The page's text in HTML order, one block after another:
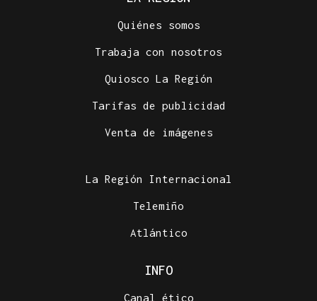
Quiénes somos
Trabaja con nosotros
Quiosco La Región
Tarifas de publicidad
Venta de imágenes
La Región Internacional
Telemiño
Atlántico
INFO
Canal ético